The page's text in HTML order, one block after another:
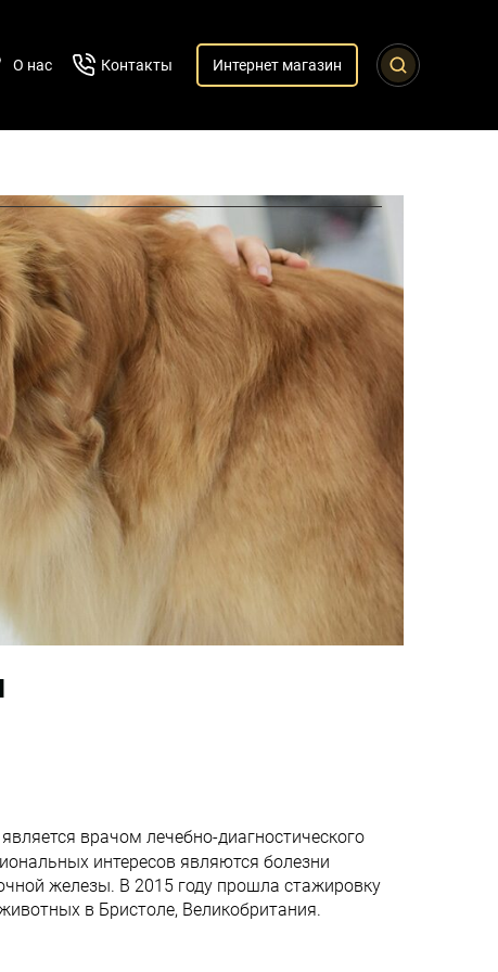
О нас Контакты Интернет магазин
врачом лечебно-диагностического
интересов являются болезни
железы. В 2015 году прошла стажировку
в Бристоле, Великобритания.